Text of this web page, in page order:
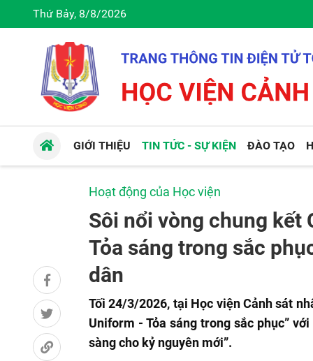
Thứ Bảy, 8/8/2026
GIỚI THIỆU TIN TỨC - SỰ KIỆN ĐÀO TẠO
Hoạt động của Học viện
Sôi nổi vòng chung kết
Tỏa sáng trong sắc
dân
Tối 24/3/2026, tại Học viện Cảnh sát
Uniform - Tỏa sáng trong sắc phục”
sàng cho kỷ nguyên mới”.